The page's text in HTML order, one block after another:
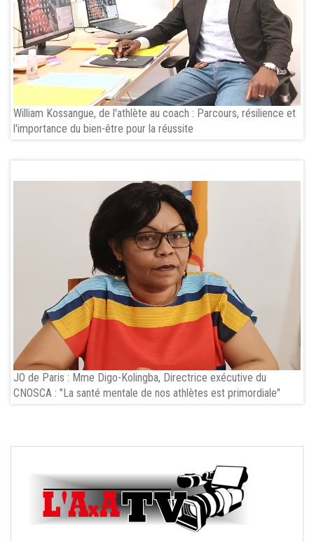
William Kossangue, de l'athlète au coach : Parcours, résilience et
l'importance du bien-être pour la réussite
JO de Paris : Mme Digo-Kolingba, Directrice exécutive du
CNOSCA : "La santé mentale de nos athlètes est primordiale"